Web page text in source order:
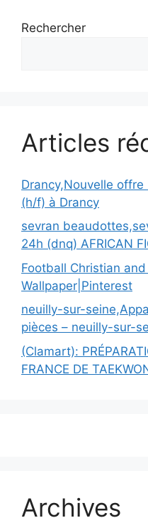
Rechercher
Articles
Drancy,Nouvelle
(h/f) à Drancy
sevran
24h (dnq) AFRICAN
Football Christian
Wallpaper|Pinterest
neuilly-sur-
pièces – neuilly-sur-
(Clamart):
FRANCE DE
Archives